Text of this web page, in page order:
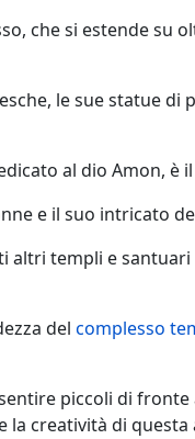
che si estende su
le sue statue
al dio Amon, è
e il suo intricato
altri templi e
del complesso
piccoli di
la creatività di questa